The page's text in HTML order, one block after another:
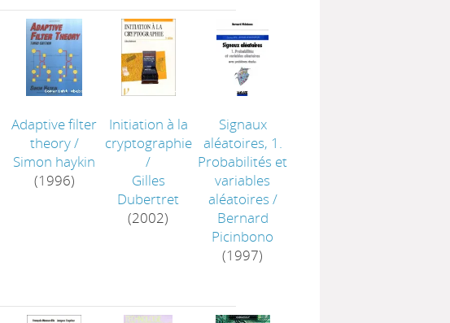
Adaptive filter
theory/
Simon haykin
(1996)
Initiation à la
cryptographie
/
Gilles
Dubertret
(2002)
Signaux
aléatoires, 1.
Probabilités et
variables
aléatoires /
Bernard
Picinbono
(1997)